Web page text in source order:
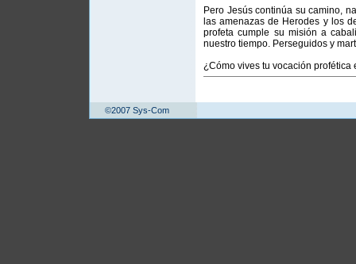
Pero Jesús continúa su camino,
las amenazas de Herodes y los
profeta cumple su misión a
nuestro tiempo. Perseguidos y
¿Cómo vives tu vocación
©2007 Sys-Com